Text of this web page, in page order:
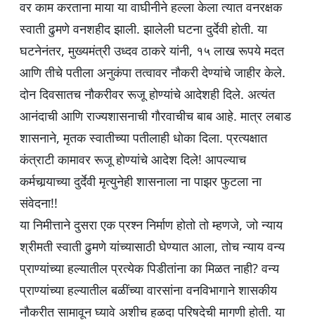
वर काम करताना माया या वाघीनीने हल्ला केला त्यात वनरक्षक
स्वाती ढुमणे वनशहीद झाली. झालेली घटना दुर्देवी होती. या
घटनेनंतर, मुख्यमंत्री उध्दव ठाकरे यांनी, १५ लाख रूपये मदत
आणि तीचे पतीला अनुकंपा तत्वावर नौकरी देण्यांचे जाहीर केले.
दोन दिवसातच नौकरीवर रूजू होण्यांचे आदेशही दिले. अत्यंत
आनंदाची आणि राज्यशासनाची गौरवाचीच बाब आहे. मात्र लबाड
शासनाने, मृतक स्वातीच्या पतीलाही धोका दिला. प्रत्यक्षात
कंत्राटी कामावर रूजू होण्यांचे आदेश दिले! आपल्याच
कर्मचार्‍याच्या दुर्देवी मृत्युनेही शासनाला ना पाझर फुटला ना
संवेदना!!
या निमीत्ताने दुसरा एक प्रश्न निर्माण होतो तो म्हणजे, जो न्याय
श्रीमती स्वाती ढुमणे यांच्यासाठी घेण्यात आला, तोच न्याय वन्य
प्राण्यांच्या हल्यातील प्रत्येक पिडीतांना का मिळत नाही? वन्य
प्राण्यांच्या हल्यातील बळींच्या वारसांना वनविभागाने शासकीय
नौकरीत सामावून घ्यावे अशीच हळदा परिषदेची मागणी होती. या